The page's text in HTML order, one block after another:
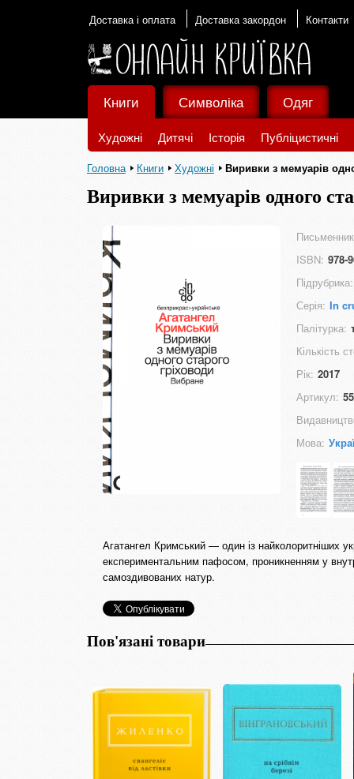
Доставка і оплата Доставка закордон Контакти
Книги
Художні Дитячі Історія Публіцистичні
Символіка Одяг
Головна Книги Художні Виривки з мемуарів
Виривки з мемуарів одного
ISBN: 978-
Підрубрика:
Серія: In
Палітурка:
Кількість
Рік: 2017
Артикул:
Мова:
Агатангел Кримський — один із найколоритніших
експериментальним пафосом, проникненням у
самоздивованих натур.
Пов'язані товари